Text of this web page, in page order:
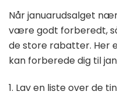
Når januarudsalget
være godt forberedt,
de store rabatter. Her
kan forberede dig til
1. Lav en liste over de